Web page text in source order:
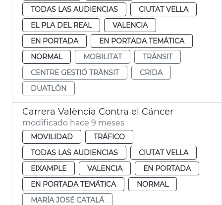
TODAS LAS AUDIENCIAS
CIUTAT VELLA
EL PLA DEL REAL
VALENCIA
EN PORTADA
EN PORTADA TEMÁTICA
NORMAL
MOBILITAT
TRÀNSIT
CENTRE GESTIÓ TRÀNSIT
CRIDA
DUATLÓN
Carrera València Contra el Cáncer
modificado hace 9 meses
MOVILIDAD
TRÁFICO
TODAS LAS AUDIENCIAS
CIUTAT VELLA
EIXAMPLE
VALENCIA
EN PORTADA
EN PORTADA TEMÁTICA
NORMAL
MARÍA JOSÉ CATALÁ